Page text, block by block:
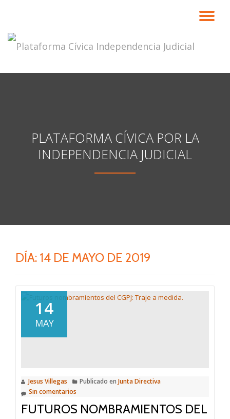
contenido
PLATAFORMA CÍVICA POR LA
INDEPENDENCIA JUDICIAL
DÍA: 14 DE MAYO DE 2019
14
MAY
Jesus Villegas Publicado en Junta Directiva
Sin comentarios
FUTUROS NOMBRAMIENTOS DEL